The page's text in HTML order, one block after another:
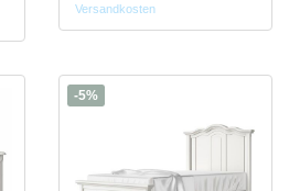
Versandkosten
-5%